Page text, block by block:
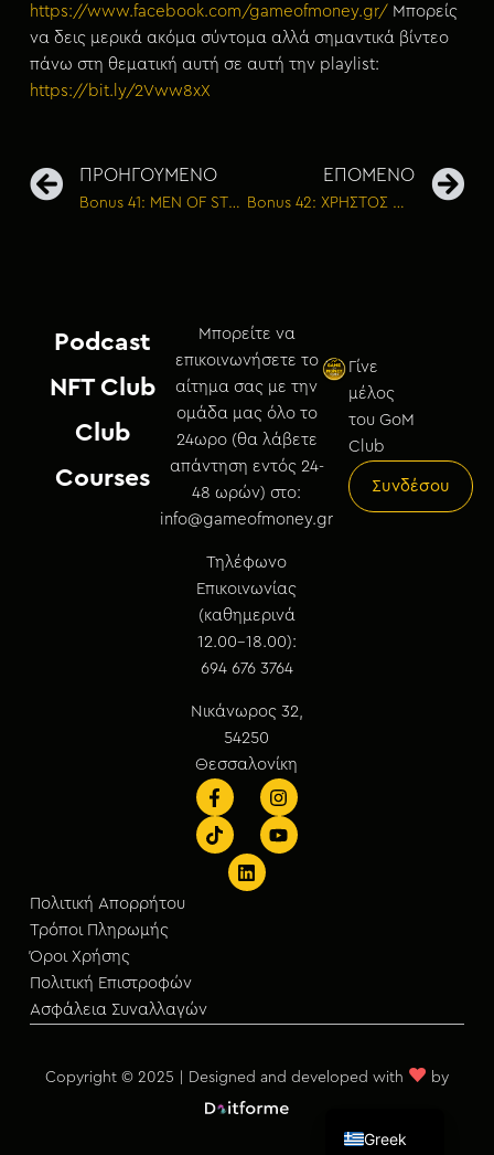
https://www.facebook.com/gameofmoney.gr/ Μπορείς
να δεις μερικά ακόμα σύντομα αλλά σημαντικά βίντεο
πάνω στη θεματική αυτή σε αυτή την playlist:
https://bit.ly/2Vww8xX
ΠΡΟΗΓΟΥΜΕΝΟ
Bonus 41: MEN OF STYLE – Πώς δημιουργήθηκε η επιχειρηματική τους επιτυχία
ΕΠΟΜΕΝΟ
Bonus 42: ΧΡΗΣΤΟΣ ΝΙΚΑΣ – Τα μυστικά του Instagram
Podcast
NFT Club
Club
Courses
Μπορείτε να
επικοινωνήσετε το
αίτημα σας με την
ομάδα μας όλο το
24ωρο (θα λάβετε
απάντηση εντός 24-
48 ωρών) στο:
info@gameofmoney.gr
Τηλέφωνο
Επικοινωνίας
(καθημερινά
12.00-18.00):
694 676 3764
Νικάνωρος 32,
54250
Θεσσαλονίκη
Γίνε
μέλος
του GoM
Club
Συνδέσου
Πολιτική Απορρήτου
Τρόποι Πληρωμής
Όροι Χρήσης
Πολιτική Επιστροφών
Ασφάλεια Συναλλαγών
Copyright © 2025 | Designed and developed with ♥ by
Greek